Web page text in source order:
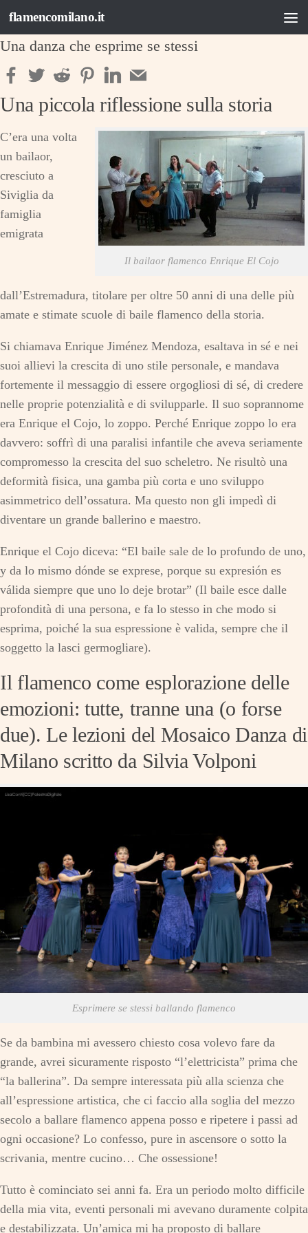
Salta al contenuto
flamencomilano.it
Una danza che esprime se stessi
Una piccola riflessione sulla storia
Il bailaor flamenco Enrique El Cojo
C’era una volta
un bailaor,
cresciuto a
Siviglia da
famiglia
emigrata
dall’Estremadura, titolare per oltre 50 anni di una delle più
amate e stimate scuole di baile flamenco della storia.
Si chiamava Enrique Jiménez Mendoza, esaltava in sé e nei
suoi allievi la crescita di uno stile personale, e mandava
fortemente il messaggio di essere orgogliosi di sé, di credere
nelle proprie potenzialità e di svilupparle. Il suo soprannome
era Enrique el Cojo, lo zoppo. Perché Enrique zoppo lo era
davvero: soffrì di una paralisi infantile che aveva seriamente
compromesso la crescita del suo scheletro. Ne risultò una
deformità fisica, una gamba più corta e uno sviluppo
asimmetrico dell’ossatura. Ma questo non gli impedì di
diventare un grande ballerino e maestro.
Enrique el Cojo diceva: “El baile sale de lo profundo de uno,
y da lo mismo dónde se exprese, porque su expresión es
válida siempre que uno lo deje brotar” (Il baile esce dalle
profondità di una persona, e fa lo stesso in che modo si
esprima, poiché la sua espressione è valida, sempre che il
soggetto la lasci germogliare).
Il flamenco come esplorazione delle
emozioni: tutte, tranne una (o forse
due). Le lezioni del Mosaico Danza di
Milano scritto da Silvia Volponi
Esprimere se stessi ballando flamenco
Se da bambina mi avessero chiesto cosa volevo fare da
grande, avrei sicuramente risposto “l’elettricista” prima che
“la ballerina”. Da sempre interessata più alla scienza che
all’espressione artistica, che ci faccio alla soglia del mezzo
secolo a ballare flamenco appena posso e ripetere i passi ad
ogni occasione? Lo confesso, pure in ascensore o sotto la
scrivania, mentre cucino… Che ossessione!
Tutto è cominciato sei anni fa. Era un periodo molto difficile
della mia vita, eventi personali mi avevano duramente colpita
e destabilizzata. Un’amica mi ha proposto di ballare